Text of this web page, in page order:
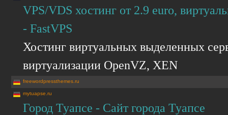
VPS/VDS хостинг от 2.9 euro,
- FastVPS
Хостинг виртуальных выделенных
виртуализации OpenVZ, XEN
freewordpressthemes.ru
mytuapse.ru
Город Туапсе - Сайт города Туапсе